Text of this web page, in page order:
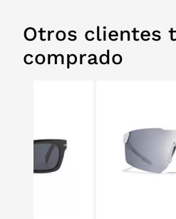
Otros clientes
comprado